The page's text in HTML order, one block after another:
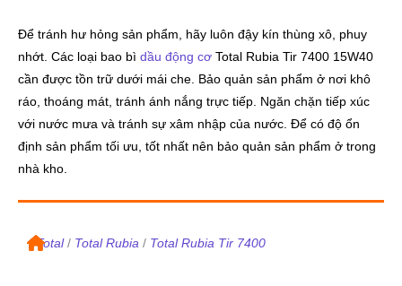
Để tránh hư hỏng sản phẩm, hãy luôn đậy kín thùng xô, phuy
nhớt. Các loại bao bì dầu động cơ Total Rubia Tir 7400 15W40
cần được tồn trữ dưới mái che. Bảo quản sản phẩm ở nơi khô
ráo, thoáng mát, tránh ánh nắng trực tiếp. Ngăn chặn tiếp xúc
với nước mưa và tránh sự xâm nhập của nước. Để có độ ổn
định sản phẩm tối ưu, tốt nhất nên bảo quản sản phẩm ở trong
nhà kho.
/Total / Total Rubia / Total Rubia Tir 7400